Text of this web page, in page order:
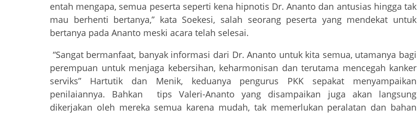
entah mengapa, semua peserta seperti kena hipnotis Dr. Ananto dan antusias hingga tak
mau berhenti bertanya,” kata Soekesi, salah seorang peserta yang mendekat untuk
bertanya pada Ananto meski acara telah selesai.
“Sangat bermanfaat, banyak informasi dari Dr. Ananto untuk kita semua, utamanya bagi
perempuan untuk menjaga kebersihan, keharmonisan dan terutama mencegah kanker
serviks” Hartutik dan Menik, keduanya pengurus PKK sepakat menyampaikan
penilaiannya. Bahkan tips Valeri-Ananto yang disampaikan juga akan langsung
dikerjakan oleh mereka semua karena mudah, tak memerlukan peralatan dan bahan